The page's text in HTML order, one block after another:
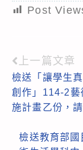
Post
Read
more
articles
上一篇文章
檢送「讓學生
創作」114-2藝
施計畫乙份，
檢送教育部